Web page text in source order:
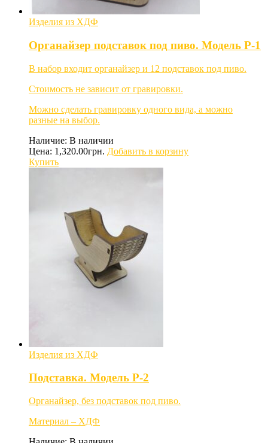
Изделия из ХДФ
Органайзер подставок под пиво. Модель P-1
В набор входит органайзер и 12 подставок под пиво.
Стоимость не зависит от гравировки.
Можно сделать гравировку одного вида, а можно
разные на выбор.
Наличие: В наличии
Цена: 1,320.00грн. Добавить в корзину
Купить
Изделия из ХДФ
Подставка. Модель P-2
Органайзер, без подставок под пиво.
Материал – ХДФ